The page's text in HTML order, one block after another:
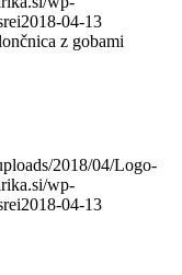
2018-04-13
z gobami
2018/04/Logo-
wp-
2018-04-13